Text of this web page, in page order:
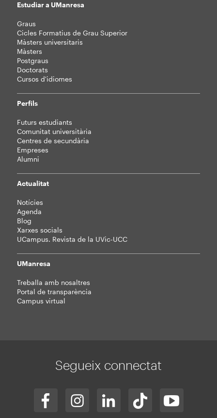
Mapa
web
Estudiar a UManresa
Graus
Cicles Formatius de Grau Superior
Màsters universitaris
Màsters
Postgraus
Doctorats
Cursos d'idiomes
Perfils
Futurs estudiants
Comunitat universitària
Centres de secundària
Empreses
Alumni
Actualitat
Notícies
Agenda
Blog
Xarxes socials
UCampus. Revista de la UVic-UCC
UManresa
Treballa amb nosaltres
Portal de transparència
Campus virtual
Segueix connectat